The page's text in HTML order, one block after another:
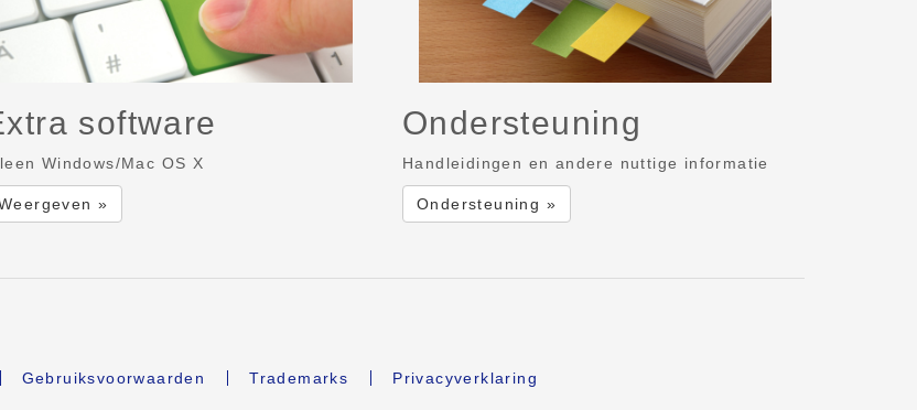
software
Windows/Mac OS X
»
Ondersteuning
Handleidingen en andere nuttige informatie
Ondersteuning »
Gebruiksvoorwaarden Trademarks Privacyverklaring